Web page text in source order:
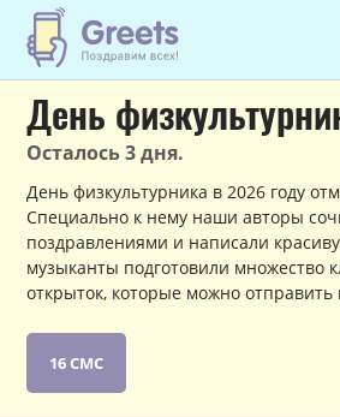
День
Осталось 3 дня.
День физкультурника в 2026 году
Специально к нему наши авторы
поздравлениями и написали
музыканты подготовили множество
открыток, которые можно отправить
16 СМС